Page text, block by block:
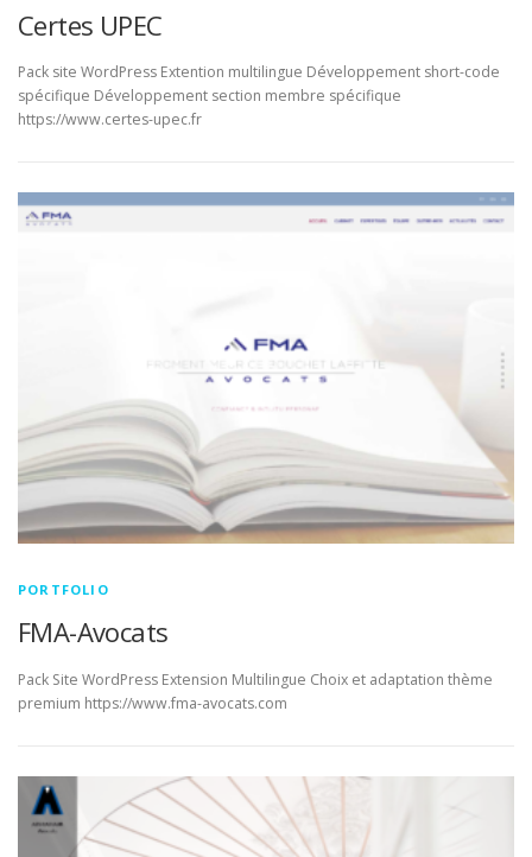
Certes UPEC
Pack site WordPress Extention multilingue Développement short-code
spécifique Développement section membre spécifique
https://www.certes-upec.fr
PORTFOLIO
FMA-Avocats
Pack Site WordPress Extension Multilingue Choix et adaptation thème
premium https://www.fma-avocats.com